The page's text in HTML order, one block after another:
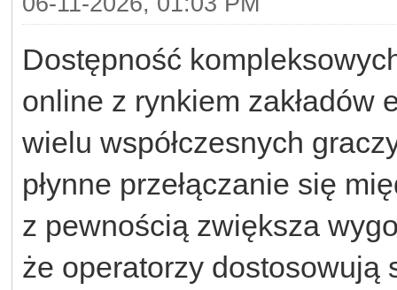
Dostępność
online z rynkiem zakładów
wielu współczesnych
płynne przełączanie się
z pewnością zwiększa
że operatorzy dostosowują